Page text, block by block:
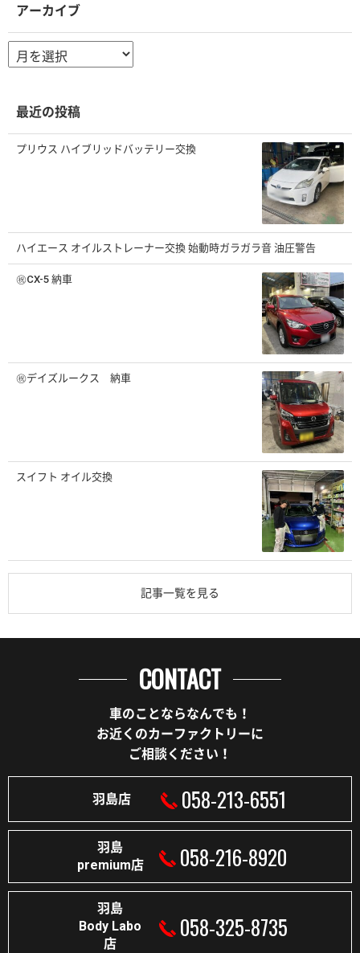
アーカイブ
ー
ブ
最近の投稿
プリウス ハイブリッドバッテリー交換
ハイエース オイルストレーナー交換 始動時ガラガラ音 油圧警告
㊗️CX-5 納車
㊗️デイズルークス 納車
スイフト オイル交換
記事一覧を見る
CONTACT
車のことならなんでも！
お近くのカーファクトリーに
ご相談ください！
羽島店 058-213-6551
羽島
premium店
058-216-8920
羽島
Body Labo
店
058-325-8735